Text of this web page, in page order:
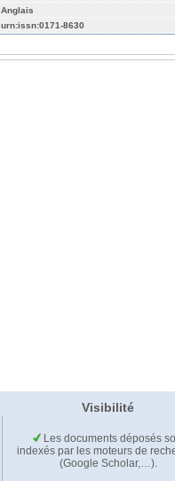
Anglais
urn:issn:0171-8630
Visibilité
Les documents déposés
indexés par les moteurs de
(Google Scholar,…).